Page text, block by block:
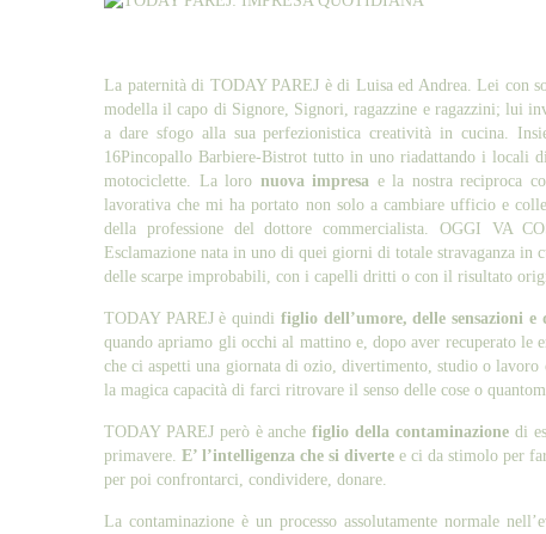
La paternità di TODAY PAREJ è di Luisa ed Andrea. Lei con
modella il capo di Signore, Signori, ragazzine e ragazzini; lui
a dare sfogo alla sua perfezionistica creatività in cucina.
16Pincopallo Barbiere-Bistrot tutto in uno riadattando i locali
motociclette. La loro nuova impresa e la nostra reciproca
lavorativa che mi ha portato non solo a cambiare ufficio e
della professione del dottore commercialista. OGGI VA
Esclamazione nata in uno di quei giorni di totale stravaganza in
delle scarpe improbabili, con i capelli dritti o con il risultato
TODAY PAREJ è quindi figlio dell’umore, delle sensazioni e
quando apriamo gli occhi al mattino e, dopo aver recuperato le
che ci aspetti una giornata di ozio, divertimento, studio o lavoro
la magica capacità di farci ritrovare il senso delle cose o
TODAY PAREJ però è anchefiglio della contaminazionedi
primavere. E’ l’intelligenza che si diverte e ci da stimolo per
per poi confrontarci, condividere, donare.
La contaminazione è un processo assolutamente normale